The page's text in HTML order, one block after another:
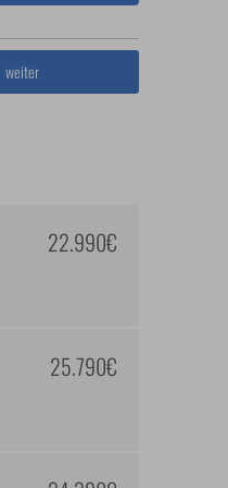
weiter
22.990€
25.790€